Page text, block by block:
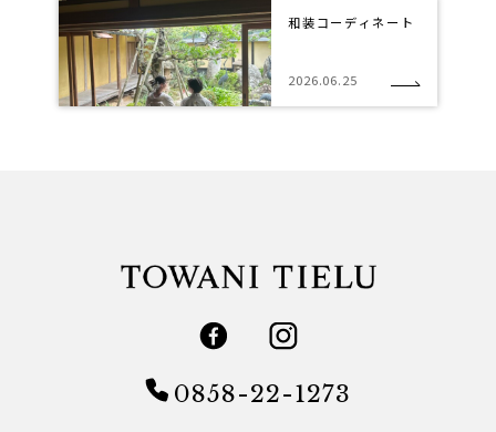
和装コーディネート
2026.06.25
0858-22-1273